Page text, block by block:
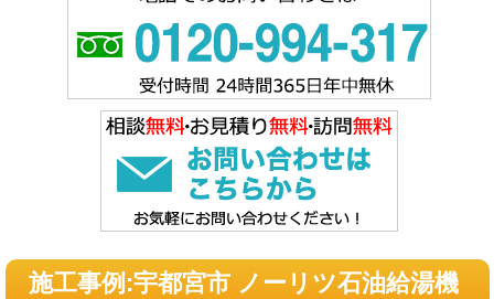
施工事例:宇都宮市 ノーリツ石油給湯機